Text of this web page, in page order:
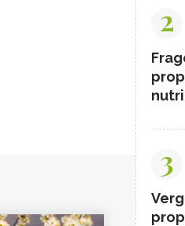
2
3